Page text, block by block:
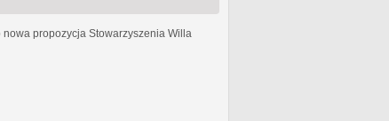
nowa propozycja Stowarzyszenia Willa